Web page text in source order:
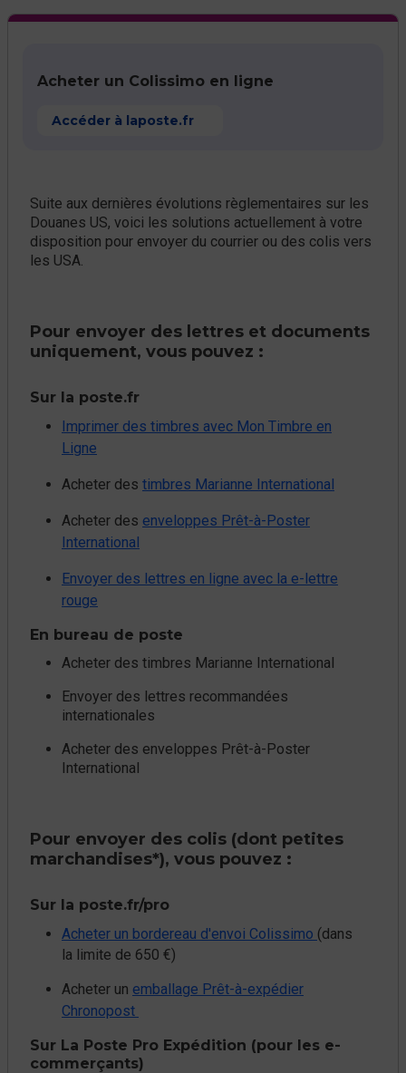
Acheter un Colissimo en ligne
Accéder à laposte.fr
Suite aux dernières évolutions règlementaires sur les
Douanes US, voici les solutions actuellement à votre
disposition pour envoyer du courrier ou des colis vers
les USA.​
Pour envoyer des lettres et documents
uniquement, vous pouvez : ​
Sur la poste.fr​
Imprimer des timbres avec Mon Timbre en
Ligne
Acheter des timbres Marianne International​
Acheter des enveloppes Prêt-à-Poster
International​
Envoyer des lettres en ligne avec la e-lettre
rouge​
En bureau de poste ​
Acheter des timbres Marianne International
Envoyer des lettres recommandées
internationales​
Acheter des enveloppes Prêt-à-Poster
International​
Pour envoyer des colis (dont petites
marchandises*), vous pouvez :​
Sur la poste.fr​/pro
Acheter un bordereau d'envoi Colissimo (dans
la limite de 650 €)
Acheter un emballage Prêt-à-expédier
Chronopost ​
Sur La Poste Pro Expédition (pour les e-
commerçants)